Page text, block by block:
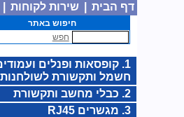
דף הבית שירות לקוחות
חיפוש באתר
חפש
1. קופסאות ופנלים
חשמל ותקשורת לשולחנות
2. כבלי מחשב ותקשורת
3. מגשרים RJ45